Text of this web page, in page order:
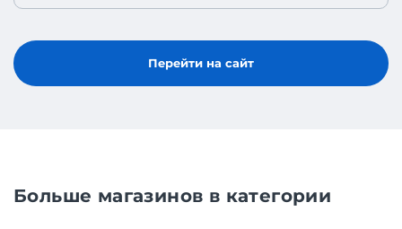
Перейти на сайт
Больше магазинов в категории